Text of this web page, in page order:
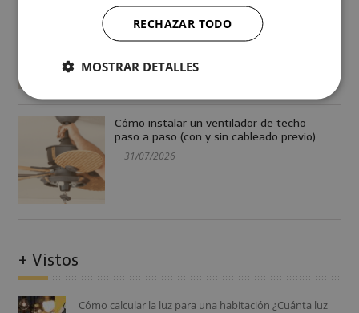
Como ahorrar usando el ventilador de
techo y el aire acondicionado
31/07/2026
Cómo instalar un ventilador de techo
paso a paso (con y sin cableado previo)
31/07/2026
+ Vistos
Cómo calcular la luz para una habitación ¿Cuánta luz
RECHAZAR TODO
MOSTRAR DETALLES